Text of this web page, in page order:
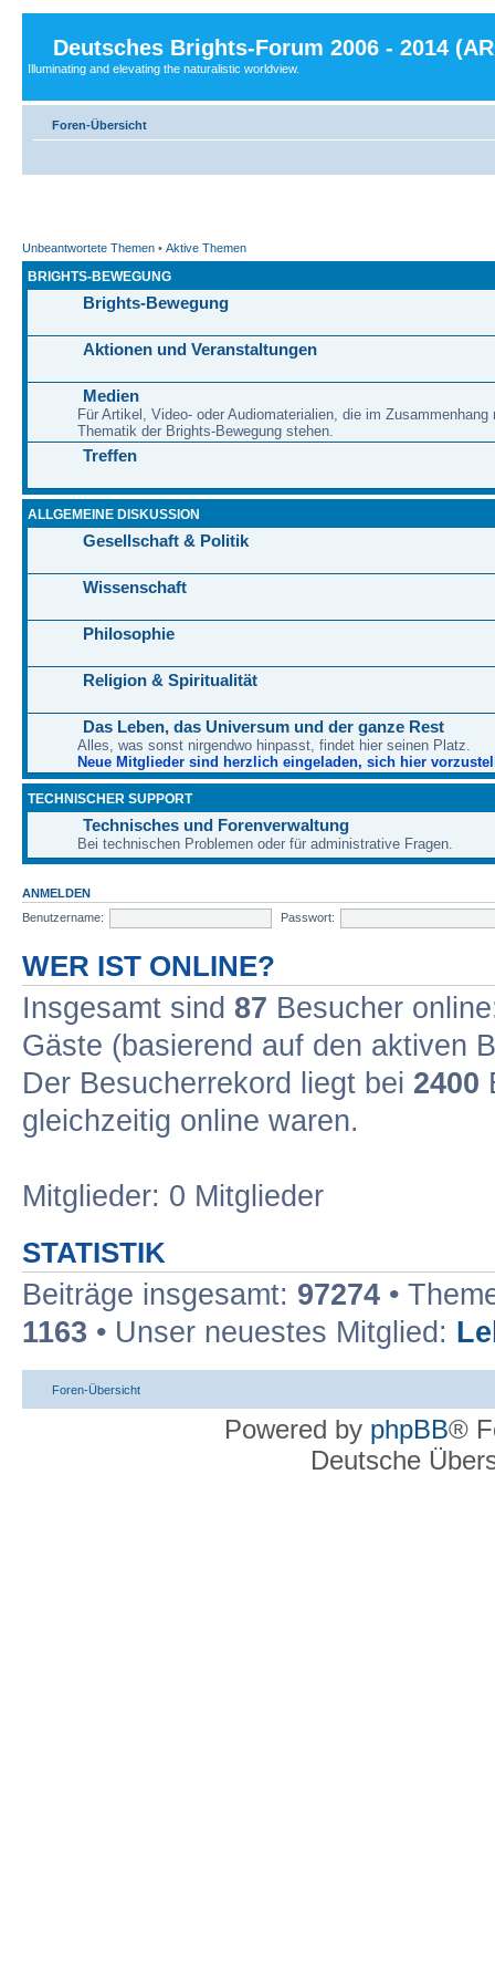
Deutsches Brights-Forum 2006 - 2014
Illuminating and elevating the naturalistic worldview.
Foren-Übersicht
Unbeantwortete Themen • Aktive Themen
BRIGHTS-BEWEGUNG
Brights-Bewegung
Aktionen und Veranstaltungen
Medien
Für Artikel, Video- oder Audiomaterialien, die im Zusammenhang
Thematik der Brights-Bewegung stehen.
Treffen
ALLGEMEINE DISKUSSION
Gesellschaft & Politik
Wissenschaft
Philosophie
Religion & Spiritualität
Das Leben, das Universum und der ganze Rest
Alles, was sonst nirgendwo hinpasst, findet hier seinen Platz.
Neue Mitglieder sind herzlich eingeladen, sich hier
TECHNISCHER SUPPORT
Technisches und Forenverwaltung
Bei technischen Problemen oder für administrative Fragen.
ANMELDEN
Benutzername:
Passwort:
WER IST ONLINE?
Insgesamt sind 87 Besucher
Gäste (basierend auf den aktiven
Der Besucherrekord liegt bei 2400
gleichzeitig online waren.
Mitglieder: 0 Mitglieder
STATISTIK
Beiträge insgesamt: 97274 •
1163 • Unser neuestes Mitglied:
Foren-Übersicht
Powered by phpBB®
Deutsche